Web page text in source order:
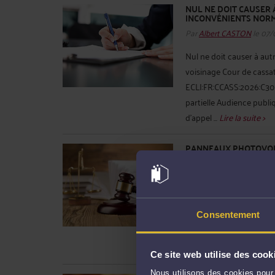
Consentement
Ce site web utilise des
Nous utilisons des cookies
NUL NE DOIT
INCONVÉNIENTS
ParAlbert CASTONle 07/
Nul ne doit causer à
voisinage Cour de
partielle Audience
d'appel ...Lire la suite >
PANNEAUX
civile 3 N° de pourvoi :
bulletin Solution :
Décision attaquée :